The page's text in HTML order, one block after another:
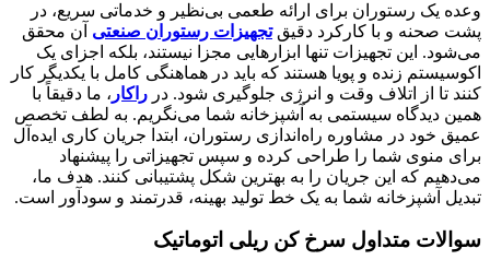
وعده یک رستوران برای ارائه طعمی بی‌نظیر و خدماتی سریع، در
پشت صحنه و با کارکرد دقیقتجهیزات رستوران صنعتی آن محقق
می‌شود. این تجهیزات تنها ابزارهایی مجزا نیستند، بلکه اجزای یک
اکوسیستم زنده و پویا هستند که باید در هماهنگی کامل با یکدیگر کار
کنند تا از اتلاف وقت و انرژی جلوگیری شود. در راکار ، ما دقیقاً با
همین دیدگاه سیستمی به آشپزخانه شما می‌نگریم. به لطف تخصص
عمیق خود در مشاوره راه‌اندازی رستوران، ابتدا جریان کاری ایده‌آل
برای منوی شما را طراحی کرده و سپس تجهیزاتی را پیشنهاد
می‌دهیم که این جریان را به بهترین شکل پشتیبانی کنند. هدف ما،
تبدیل آشپزخانه شما به یک خط تولید بهینه، قدرتمند و سودآور است.
سوالات متداول سرخ کن ریلی اتوماتیک